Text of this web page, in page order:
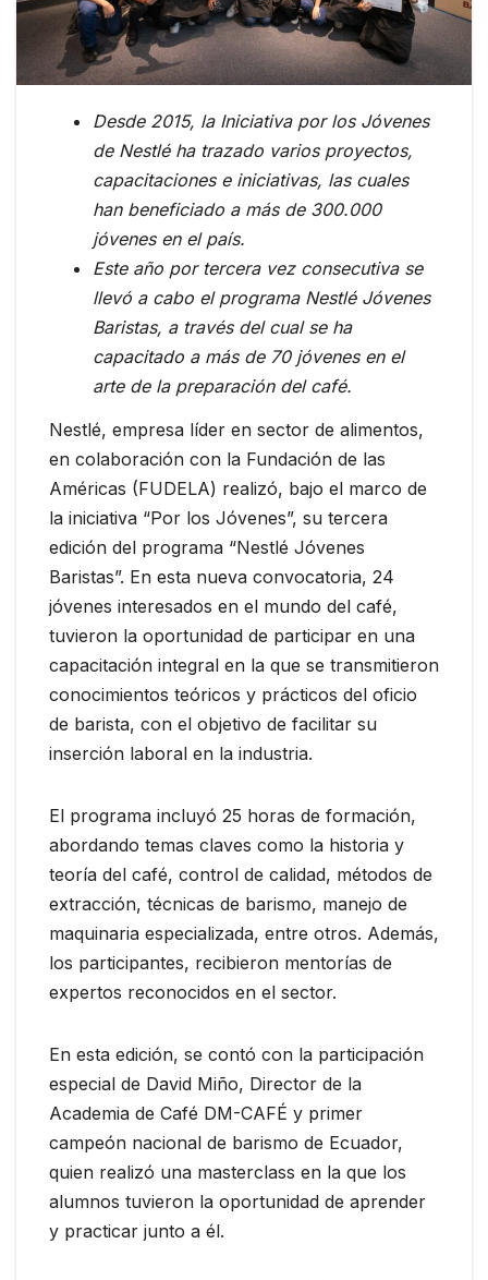
Desde 2015, la Iniciativa por los Jóvenes
de Nestlé ha trazado varios proyectos,
capacitaciones e iniciativas, las cuales
han beneficiado a más de 300.000
jóvenes en el país.
Este año por tercera vez consecutiva se
llevó a cabo el programa Nestlé Jóvenes
Baristas, a través del cual se ha
capacitado a más de 70 jóvenes en el
arte de la preparación del café.
Nestlé, empresa líder en sector de alimentos,
en colaboración con la Fundación de las
Américas (FUDELA) realizó, bajo el marco de
la iniciativa “Por los Jóvenes”, su tercera
edición del programa “Nestlé Jóvenes
Baristas”. En esta nueva convocatoria, 24
jóvenes interesados en el mundo del café,
tuvieron la oportunidad de participar en una
capacitación integral en la que se transmitieron
conocimientos teóricos y prácticos del oficio
de barista, con el objetivo de facilitar su
inserción laboral en la industria.
El programa incluyó 25 horas de formación,
abordando temas claves como la historia y
teoría del café, control de calidad, métodos de
extracción, técnicas de barismo, manejo de
maquinaria especializada, entre otros. Además,
los participantes, recibieron mentorías de
expertos reconocidos en el sector.
En esta edición, se contó con la participación
especial de David Miño, Director de la
Academia de Café DM-CAFÉ y primer
campeón nacional de barismo de Ecuador,
quien realizó una masterclass en la que los
alumnos tuvieron la oportunidad de aprender
y practicar junto a él.